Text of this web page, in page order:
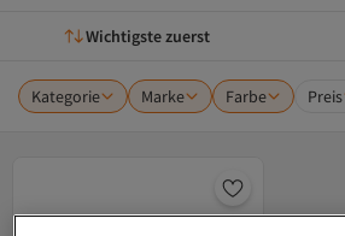
Wichtigste zuerst
Kategorie Marke Farbe Preis